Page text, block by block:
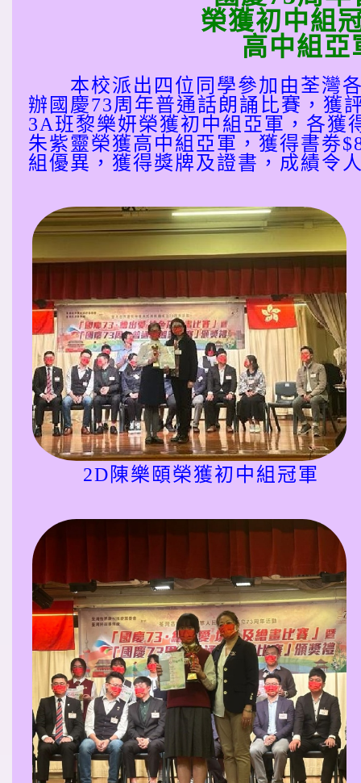
榮獲初中組
高中組亞
本校派出四位同學參加由荃灣各
辦國慶73周年普通話朗誦比賽，獲
3A班黎樂妍榮獲初中組亞軍，各獲
朱紫靈榮獲高中組亞軍，獲得書劵
組優異，獲得獎牌及證書，成績令
2D陳樂頤榮獲初中組冠軍